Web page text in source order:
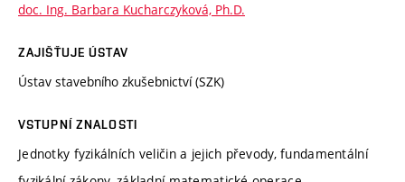
doc. Ing. Barbara Kucharczyková, Ph.D.
ZAJIŠŤUJE ÚSTAV
Ústav stavebního zkušebnictví (SZK)
VSTUPNÍ ZNALOSTI
Jednotky fyzikálních veličin a jejich převody, fundamentální